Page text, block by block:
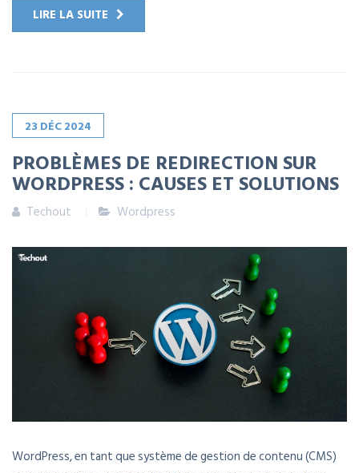
LIRE LA SUITE
23 DÉC2024
PROBLÈMES DE REDIRECTION SUR
WORDPRESS : CAUSES ET SOLUTIONS
Techout Wordpress
WordPress, en tant que système de gestion de contenu (CMS)